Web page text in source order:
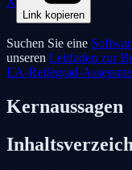
Link kopieren
Suchen Sie eine
unseren Leitfaden zur
EA-Reifegrad-
Kernaussagen